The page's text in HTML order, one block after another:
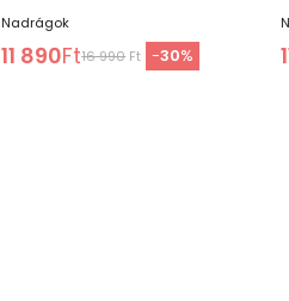
Nadrágok
11 890Ft16 990 Ft -30%